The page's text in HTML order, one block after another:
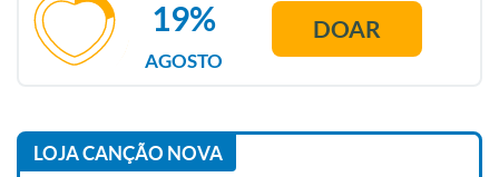
AGOSTO
19% DOAR
LOJA CANÇÃO NOVA